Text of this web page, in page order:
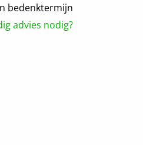
bedenktermijn
advies nodig?